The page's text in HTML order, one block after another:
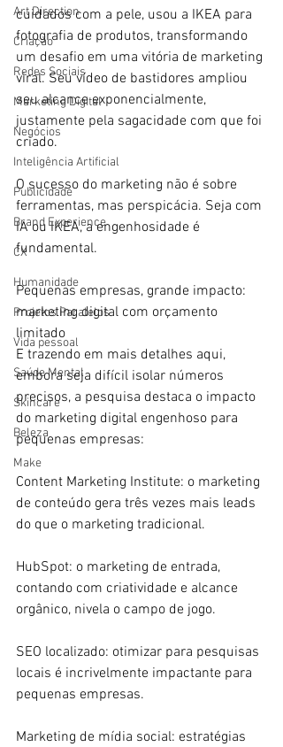
Art Direction
Criação
Redes Sociais
Marketing Digital
Negócios
Inteligência Artificial
Publicidade
Brand Experience
CX
Humanidade
Projetos Paralelos
Vida pessoal
Saúde Mental
Skincare
Beleza
Make
cuidados com a pele, usou a IKEA para
fotografia de produtos, transformando
um desafio em uma vitória de marketing
viral. Seu vídeo de bastidores ampliou
seu alcance exponencialmente,
justamente pela sagacidade com que foi
criado.
O sucesso do marketing não é sobre
ferramentas, mas perspicácia. Seja com
IA ou IKEA, a engenhosidade é
fundamental.
Pequenas empresas, grande impacto:
marketing digital com orçamento
limitado
E trazendo em mais detalhes aqui,
embora seja difícil isolar números
precisos, a pesquisa destaca o impacto
do marketing digital engenhoso para
pequenas empresas:
Content Marketing Institute: o marketing
de conteúdo gera três vezes mais leads
do que o marketing tradicional.
HubSpot: o marketing de entrada,
contando com criatividade e alcance
orgânico, nivela o campo de jogo.
SEO localizado: otimizar para pesquisas
locais é incrivelmente impactante para
pequenas empresas.
Marketing de mídia social: estratégias